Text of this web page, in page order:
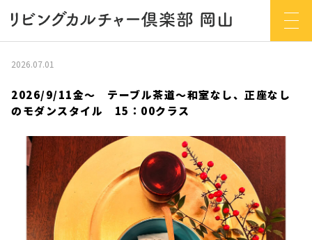
2026.07.01
2026/9/11金～ テーブル茶道～和室なし、正座なし
のモダンスタイル 15：00クラス